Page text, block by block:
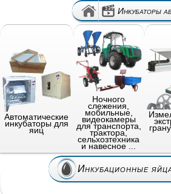
Инкубаторы
Автоматические
инкубаторы для
яиц
Ночного
слежения,
мобильные,
видеокамеры
для транспорта,
трактора,
сельхозтехника
и навесное ...
Инкубационные